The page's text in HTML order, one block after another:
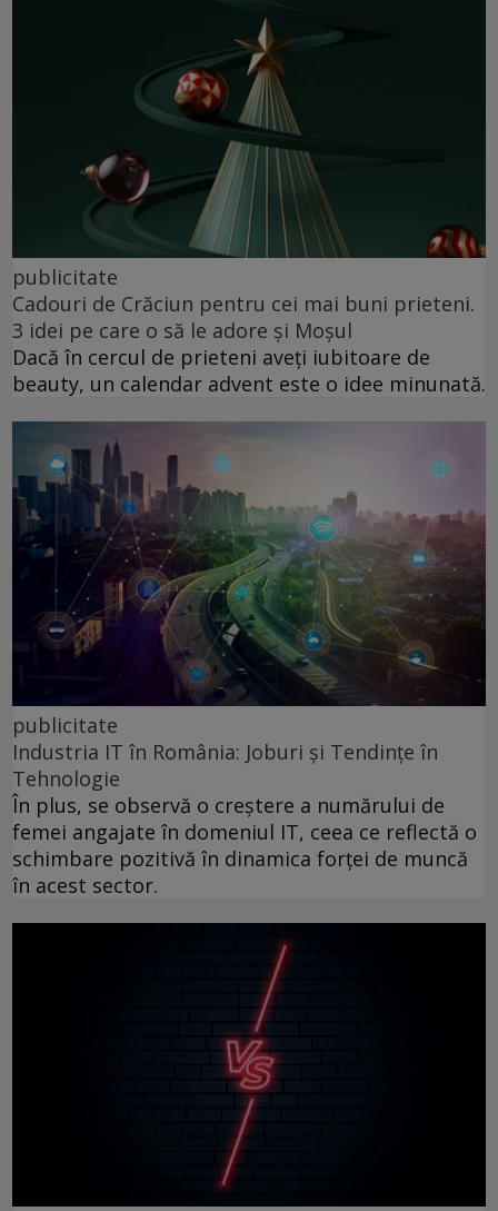
publicitate
Cadouri de Crăciun pentru cei mai buni prieteni.
3 idei pe care o să le adore și Moșul
Dacă în cercul de prieteni aveți iubitoare de
beauty, un calendar advent este o idee minunată.
publicitate
Industria IT în România: Joburi și Tendințe în
Tehnologie
În plus, se observă o creștere a numărului de
femei angajate în domeniul IT, ceea ce reflectă o
schimbare pozitivă în dinamica forței de muncă
în acest sector.